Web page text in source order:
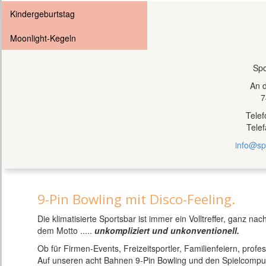
Kindergeburtstag
Moonlight-Kegeln
An
9-Pin Bowling mit Disco-Feeling.
Die klimatisierte Sportsbar ist immer ein Volltreffer, ganz
dem Motto ..... unkompliziert und unkonventionell.
Ob für Firmen-Events, Freizeitsportler, Familienfeiern,
Auf unseren acht Bahnen 9-Pin Bowling und den